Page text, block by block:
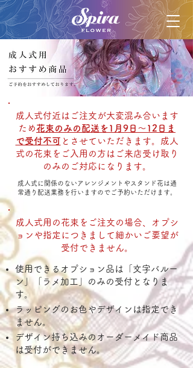
成人式付近はご注文が大変混み合います
ため 花束のみの配送を1月9日〜12日ま
で受付不可 とさせていただきます。 成人
式の花束をご入用の方はご来店受け取り
のみのご対応になります。
成人式に関係のないアレンジメントやスタンド花は通
常通り配送業務を行いますのでご予約いただけます。
成人式用の花束をご注文の場合、オプシ
ョンや指定につきまして細かいご要望が
受付できません。
使用できるオプション品は「文字バルー
ン」「ラメ加工」のみの受付となりま
す。
ラッピングのお色やデザインは指定でき
ません。
​デザイン持ち込みのオーダーメイド商品
は受付ができません。